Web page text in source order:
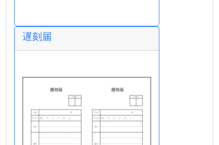
遅刻届